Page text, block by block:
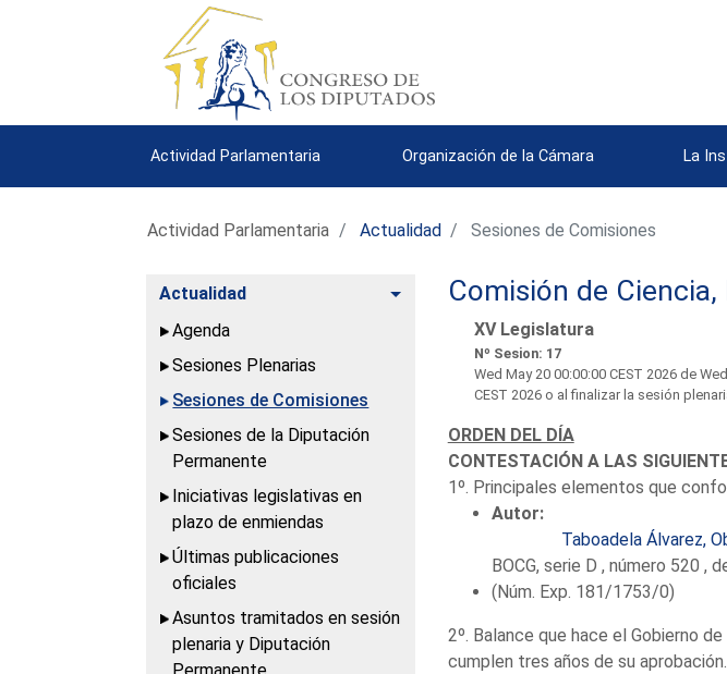
Actividad Parlamentaria Organización de la Cámara La
Actividad Parlamentaria Actualidad Sesiones de Comisiones
Actualidad
Alternar
Agenda
Sesiones Plenarias
Sesiones de Comisiones
Sesiones de la Diputación
Permanente
Iniciativas legislativas en
plazo de enmiendas
Últimas publicaciones
oficiales
Asuntos tramitados en sesión
plenaria y Diputación
Permanente
Comisión de
XV Legislatura
Nº Sesion: 17
Wed May 20 00:00:00 CEST 2026de Wed
CEST 2026 o al finalizar la sesión
ORDEN DEL DÍA
CONTESTACIÓN A LAS
1º. Principales elementos que
Autor:
Taboadela Álvarez,
BOCG, serie D , número 520 ,
(Núm. Exp. 181/1753/0)
2º. Balance que hace el Gobierno
cumplen tres años de su aprobación.